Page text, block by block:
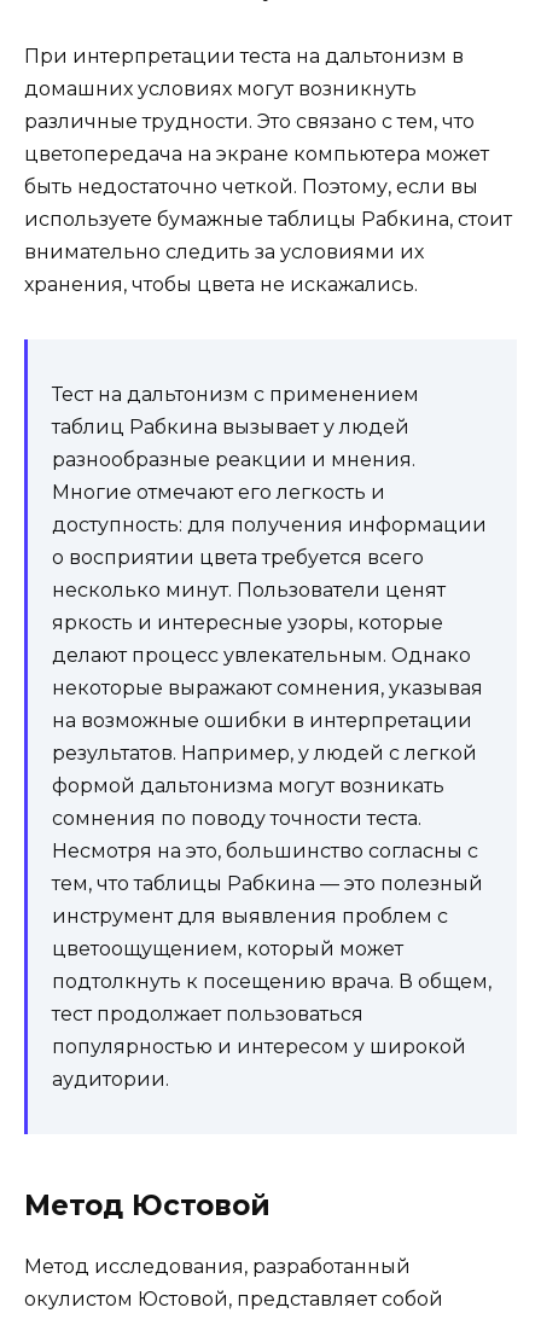
При интерпретации теста на дальтонизм в
домашних условиях могут возникнуть
различные трудности. Это связано с тем, что
цветопередача на экране компьютера может
быть недостаточно четкой. Поэтому, если вы
используете бумажные таблицы Рабкина, стоит
внимательно следить за условиями их
хранения, чтобы цвета не искажались.
Тест на дальтонизм с применением
таблиц Рабкина вызывает у людей
разнообразные реакции и мнения.
Многие отмечают его легкость и
доступность: для получения информации
о восприятии цвета требуется всего
несколько минут. Пользователи ценят
яркость и интересные узоры, которые
делают процесс увлекательным. Однако
некоторые выражают сомнения, указывая
на возможные ошибки в интерпретации
результатов. Например, у людей с легкой
формой дальтонизма могут возникать
сомнения по поводу точности теста.
Несмотря на это, большинство согласны с
тем, что таблицы Рабкина — это полезный
инструмент для выявления проблем с
цветоощущением, который может
подтолкнуть к посещению врача. В общем,
тест продолжает пользоваться
популярностью и интересом у широкой
аудитории.
Метод Юстовой
Метод исследования, разработанный
окулистом Юстовой, представляет собой